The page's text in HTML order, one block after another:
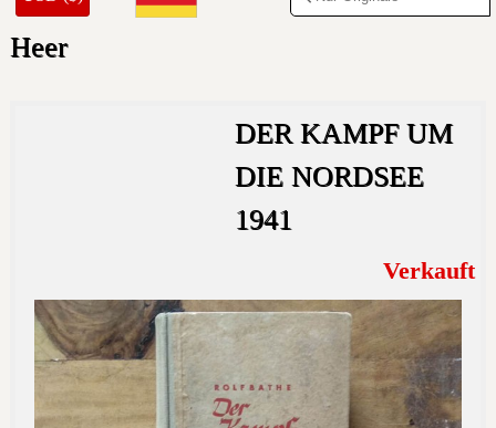
Heer
DER KAMPF UM
DIE NORDSEE
1941
Verkauft